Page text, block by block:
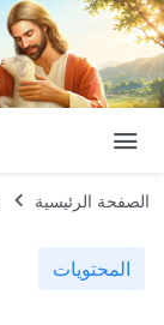
الصفحة الرئيسية
المحتويات